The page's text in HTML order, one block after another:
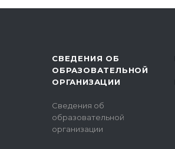
СВЕДЕНИЯ ОБ
ОБРАЗОВАТЕЛЬНОЙ
ОРГАНИЗАЦИИ
Сведения об
образовательной
организации